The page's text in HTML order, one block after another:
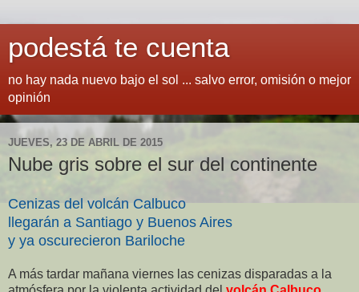
podestá te cuenta
no hay nada nuevo bajo el sol ... salvo error, omisión o mejor
opinión
JUEVES, 23 DE ABRIL DE 2015
Nube gris sobre el sur del continente
Cenizas del volcán Calbuco
llegarán a Santiago y Buenos Aires
y ya oscurecieron Bariloche
A más tardar mañana viernes las cenizas disparadas a la